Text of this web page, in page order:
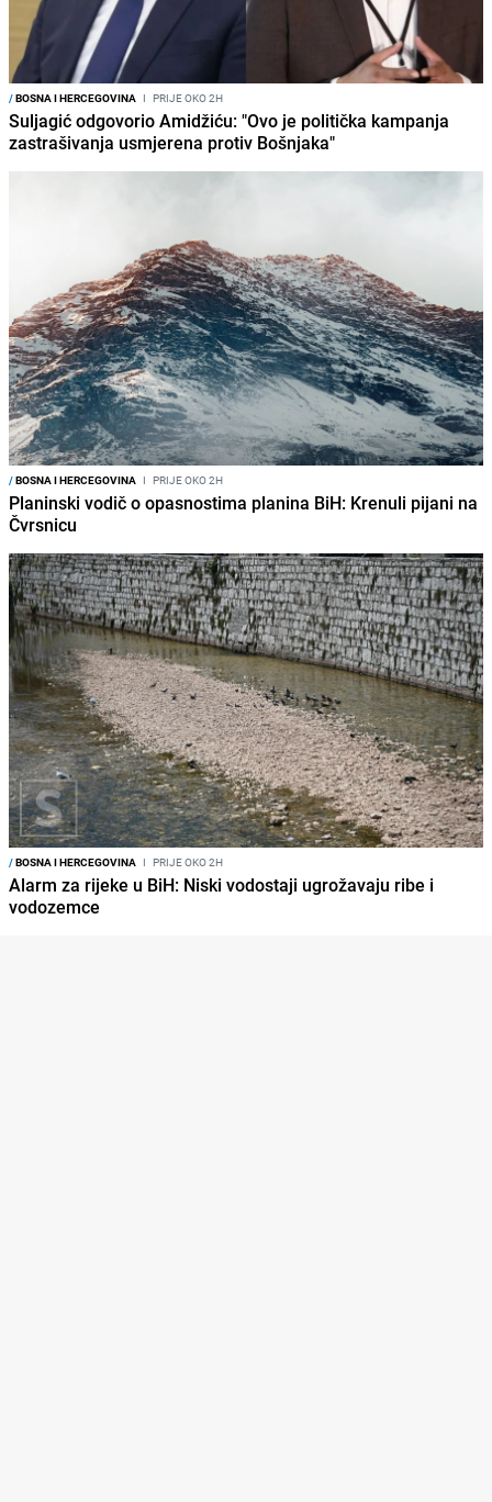
/BOSNA I HERCEGOVINA I PRIJE OKO 2H
Suljagić odgovorio Amidžiću: "Ovo je politička kampanja
zastrašivanja usmjerena protiv Bošnjaka"
/BOSNA I HERCEGOVINA I PRIJE OKO 2H
Planinski vodič o opasnostima planina BiH: Krenuli pijani na
Čvrsnicu
/BOSNA I HERCEGOVINA I PRIJE OKO 2H
Alarm za rijeke u BiH: Niski vodostaji ugrožavaju ribe i
vodozemce